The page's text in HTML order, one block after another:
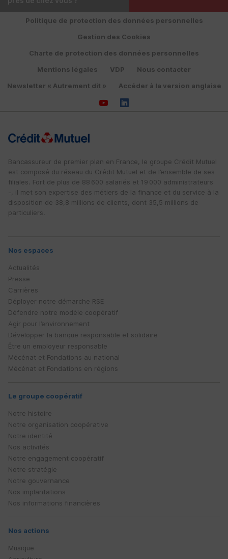
Politique de protection des données personnelles
Gestion des Cookies
Charte de protection des données personnelles
Mentions légales
VDP
Nous contacter
Newsletter « Autrement dit »
Accéder à la version anglaise
Bancassureur de premier plan en France, le groupe Crédit Mutuel
est composé du réseau du Crédit Mutuel et de l’ensemble de ses
filiales. Fort de plus de 88 600 salariés et 19 000 administrateurs
-, il met son expertise des métiers de la finance et du service à la
disposition de 38,8 millions de clients, dont 35,5 millions de
particuliers.
Nos espaces
Actualités
Presse
Carrières
Déployer notre démarche RSE
Défendre notre modèle coopératif
Agir pour l’environnement
Développer la banque responsable et solidaire
Être un employeur responsable
Mécénat et Fondations au national
Mécénat et Fondations en régions
Le groupe coopératif
Notre histoire
Notre organisation coopérative
Notre identité
Nos activités
Notre engagement coopératif
Notre stratégie
Notre gouvernance
Nos implantations
Nos informations financières
Nos actions
Musique